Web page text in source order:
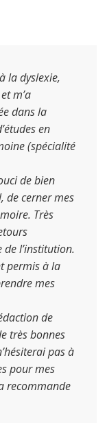
la dyslexie,
m’a
dans la
en
(spécialité
de bien
de cerner mes
Très
de l’institution.
permis à la
mes
de
très bonnes
pas à
pour mes
recommande